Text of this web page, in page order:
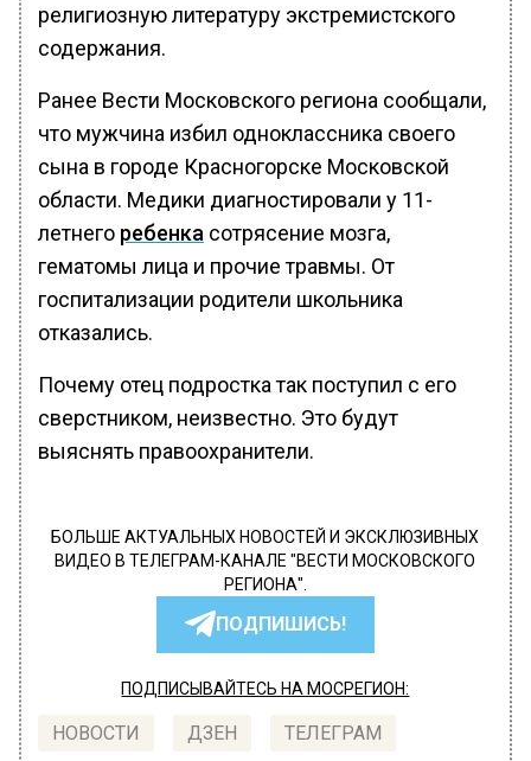
религиозную литературу экстремистского
содержания.
Ранее Вести Московского региона сообщали,
что мужчина избил одноклассника своего
сына в городе Красногорске Московской
области. Медики диагностировали у 11-
летнего ребенка сотрясение мозга,
гематомы лица и прочие травмы. От
госпитализации родители школьника
отказались.
Почему отец подростка так поступил с его
сверстником, неизвестно. Это будут
выяснять правоохранители.
БОЛЬШЕ АКТУАЛЬНЫХ НОВОСТЕЙ И ЭКСКЛЮЗИВНЫХ
ВИДЕО В ТЕЛЕГРАМ-КАНАЛЕ "ВЕСТИ МОСКОВСКОГО
РЕГИОНА".
ПОДПИШИСЬ!
ПОДПИСЫВАЙТЕСЬ НА МОСРЕГИОН:
НОВОСТИ ДЗЕН ТЕЛЕГРАМ